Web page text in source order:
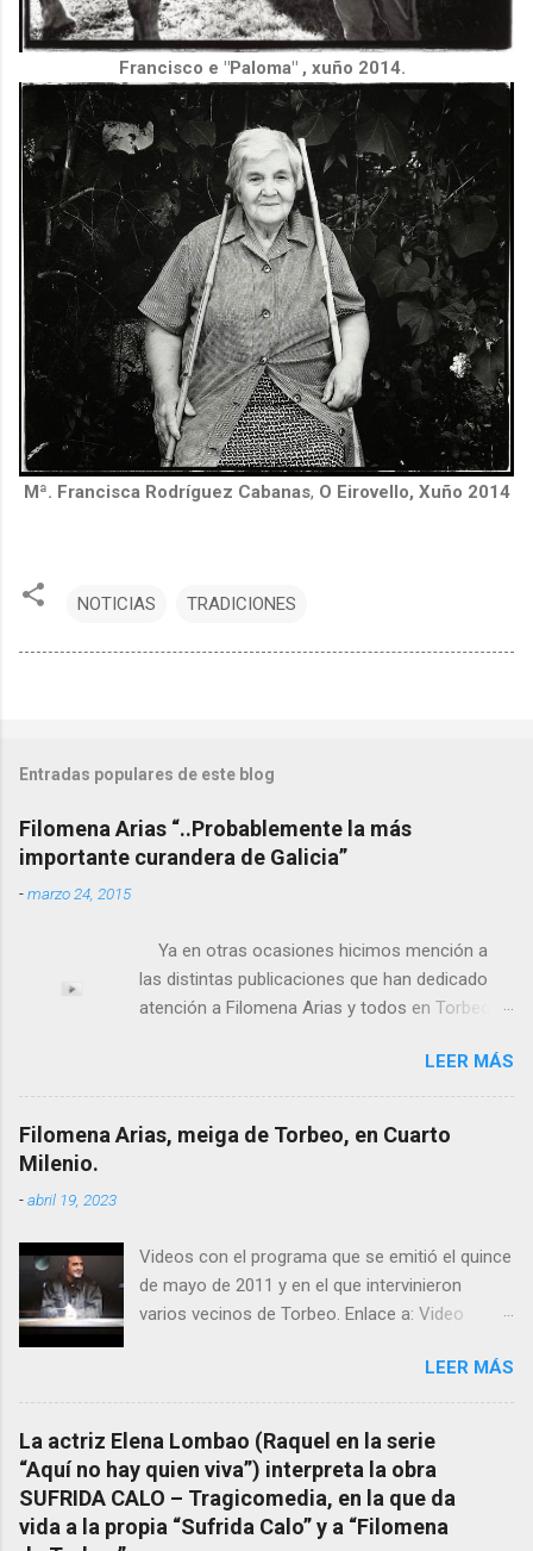
Francisco e "Paloma" , xuño 2014.
Mª. Francisca Rodríguez Cabanas, O Eirovello, Xuño 2014
NOTICIAS TRADICIONES
Entradas populares de este blog
Filomena Arias “..Probablemente la más
importante curandera de Galicia”
-marzo 24, 2015
Ya en otras ocasiones hicimos mención a
las distintas publicaciones que han dedicado
atención a Filomena Arias y todos en Torbeo
el pasado siglo tuvo esta “curandeira” por sus
“obras y milagros”, pero también como
excelente difusora del nombre de nuestro
pueblo, no en vano es reconocida por muchos
mención a ANTON PATIÑO REGUEIRA (ya
fallecido) cuyo empeño por estudiar y dar a
conocer a esta “sabia” y por ende a Torbeo no
También reproducimos integro el articulo que
en el año 2000 publico Ángel Arnaiz recogiendo
información de primera mano que le
suministraron David (nieto de Filomena) y
algunos vecinos mas del pueblo.
Dejamos para otro momento la ...
LEER MÁS
Filomena Arias, meiga de Torbeo, en Cuarto
Milenio.
-abril 19, 2023
Videos con el programa que se emitió el quince
de mayo de 2011 y en el que intervinieron
varios vecinos de Torbeo. Enlace a: Video
completo emitido en CUARTO MILENIO En
Facebook otra copia con mejor resolución:
Facebook CUARTO MILENIO - Filomena Arias.
LEER MÁS
La actriz Elena Lombao (Raquel en la serie
“Aquí no hay quien viva”) interpreta la obra
SUFRIDA CALO – Tragicomedia, en la que da
vida a la propia “Sufrida Calo” y a “Filomena